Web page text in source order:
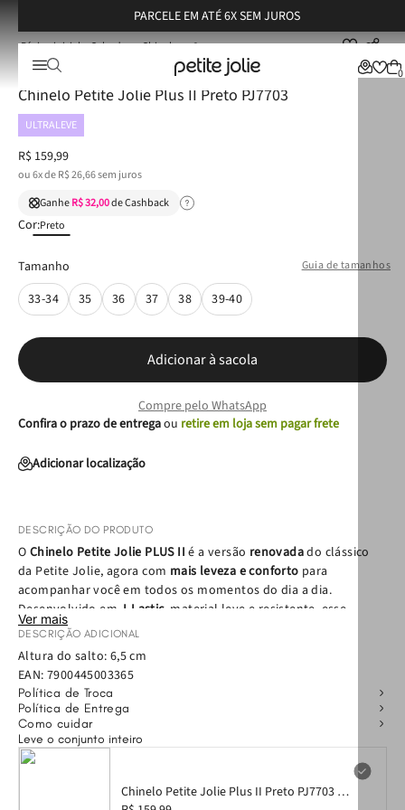
PARCELE EM ATÉ 6X SEM JUROS
0
Calçados Chinelos Chinelo Petite Jolie Plus II Preto PJ7703
☆☆
Chinelo Petite Jolie Plus II Preto PJ7703
ULTRALEVE
R$ 159,99
ou6x deR$26,66sem juros
GanheR$ 32,00de Cashback
Cor:Preto
Guia de tamanhos
Tamanho
33-34
35 36 37 38 39-40
Adicionar à sacola
Compre pelo WhatsApp
Confira o prazo de entregaou retire em loja sem pagar frete
Adicionar localização
DESCRIÇÃO DO PRODUTO
O Chinelo Petite Jolie PLUS II é a versão renovadado clássico
da Petite Jolie, agora com mais leveza e conforto para
acompanhar você em todos os momentos do dia a dia.
Desenvolvido em J-Lastic, material leve e resistente, esse
chinelo combina um design moderno com sensação de bem-
estar a cada passo.
O modelo apresenta
estabilidade ao caminhar
flexível, resultando em um caminhar ainda mais confortável
para uso prolongado. Essa atualização torna o chinelo uma
opção ideal tanto para o lazer quanto para as rotinas diárias,
Ver mais
DESCRIÇÃO ADICIONAL
Altura do salto: 6,5 cm
EAN: 7900445003365
Política de Troca
Política de Entrega
Como cuidar
Leve o conjunto inteiro
Chinelo Petite Jolie Plus II Preto PJ7703 33-